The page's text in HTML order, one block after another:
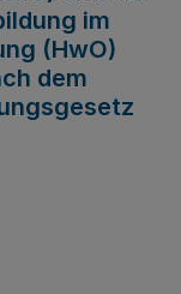
im
(HwO)
dem